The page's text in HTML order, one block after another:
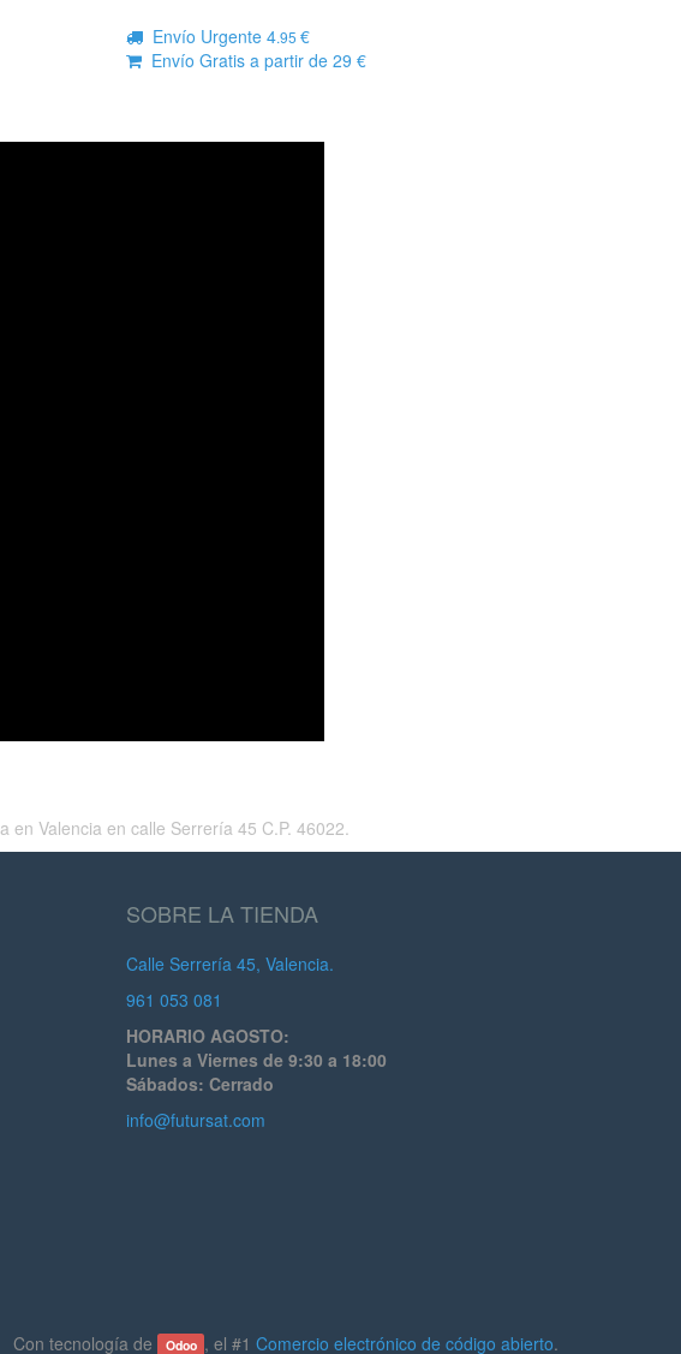
Envío Urgente 4.95 €
Envío Gratis a partir de 29 €
Valencia en calle Serrería 45 C.P. 46022.
SOBRE LA TIENDA
Calle Serrería 45, Valencia.
961 053 081
HORARIO AGOSTO:
Lunes a Viernes de 9:30 a 18:00
Sábados: Cerrado
info@futursat.com
Con tecnología de Odoo , el #1 Comercio electrónico de código abierto.